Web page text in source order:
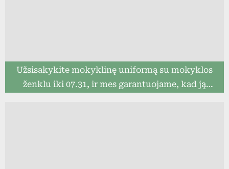
Užsisakykite mokyklinę uniformą su mokyklos
ženklu iki 07.31, ir mes garantuojame, kad ją